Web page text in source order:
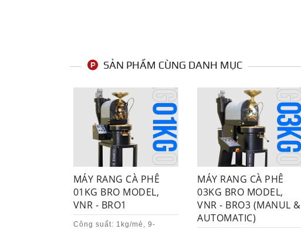
SẢN PHẦM CÙNG DANH MỤC
MÁY RANG CÀ PHÊ
01KG BRO MODEL,
VNR - BRO1
Công suất: 1kg/mẻ, 9-
MÁY RANG CÀ PHÊ
03KG BRO MODEL,
VNR - BRO3 (MANUL &
AUTOMATIC)